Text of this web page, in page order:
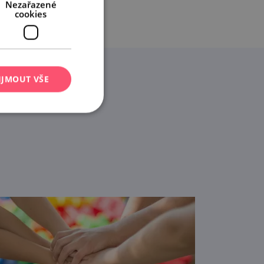
Nezařazené
cookies
VŠE